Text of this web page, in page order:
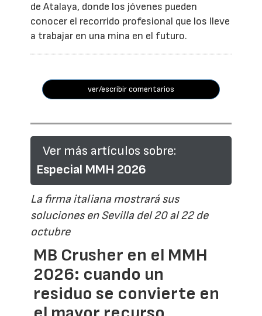
de Atalaya, donde los jóvenes pueden
conocer el recorrido profesional que los lleve
a trabajar en una mina en el futuro.
ver/escribir comentarios
Ver más artículos sobre:
Especial MMH 2026
La firma italiana mostrará sus
soluciones en Sevilla del 20 al 22 de
octubre
MB Crusher en el MMH
2026: cuando un
residuo se convierte en